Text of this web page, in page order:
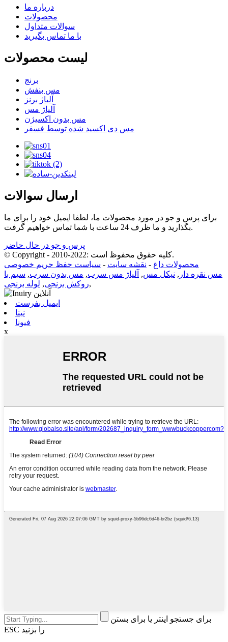
درباره ما
محصولات
سوالات متداول
با ما تماس بگیرید
لیست محصولات
برنج
مس بنفش
آلیاژ برنز
آلیاژ مس
مس بدون اکسیژن
مس دی اکسید شده توسط فسفر
ارسال سوالات
برای پرس و جو در مورد محصولات ما، لطفا ایمیل خود را برای ما
بگذارید و ما ظرف 24 ساعت با شما تماس خواهیم گرفت.
پرس و جو در حال حاضر
© Copyright - 2010-2022: کلیه حقوق محفوظ است.
محصولات داغ - نقشه سایت - سیاست حفظ حریم خصوصی
مس نقره دار , نیکل مس, آلیاژ مس سرب, مس بدون سرب, سیم با
روکش برنجی, لوله برنجی ,
ایمیل بفرست
نینا
فیونا
x
برای جستجو اینتر یا برای بستن
ESC را بزنید